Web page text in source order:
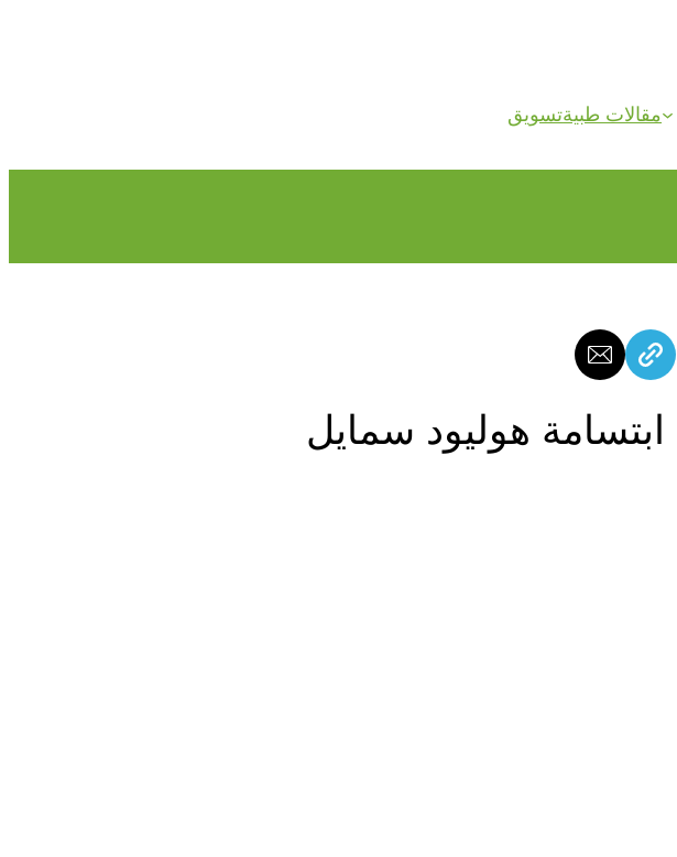
مقالات طبيةتسويق
هوليود سمايل